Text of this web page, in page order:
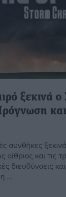
ξεκινά ο
συνθήκες
αίθριος και τις
διευθύνσεις
...